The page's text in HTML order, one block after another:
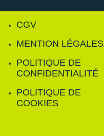
CGV
MENTION LÉGALES
POLITIQUE DE
CONFIDENTIALITÉ
POLITIQUE DE
COOKIES